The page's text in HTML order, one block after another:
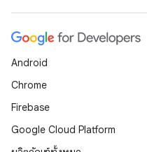
Android
Chrome
Firebase
Google Cloud Platform